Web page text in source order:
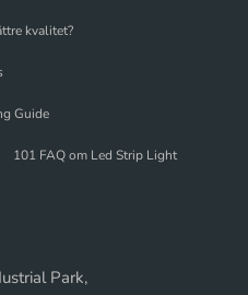
kvalitet?
Guide
101 FAQ om Led Strip Light
Park,